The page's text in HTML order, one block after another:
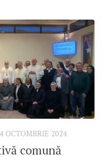
OCTOMBRIE 2024
comună